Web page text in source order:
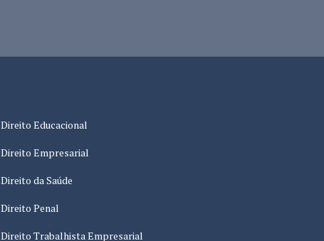
Direito Educacional
Direito Empresarial
Direito da Saúde
Direito Penal
Direito Trabalhista Empresarial